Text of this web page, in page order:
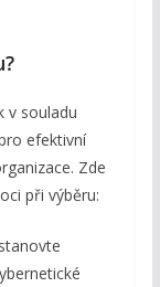
v souladu
efektivní
Zde
při výběru: